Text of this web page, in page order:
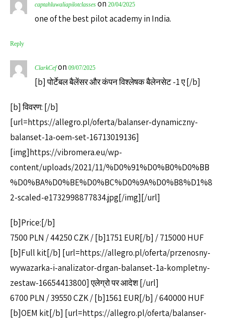
captahluwaliapilotclasses on 20/04/2025
one of the best pilot academy in India.
Reply
ClarkCefon 09/07/2025
[b] पोर्टेबल बैलेंसर और कंपन विश्लेषक बैलेनसेट -1 ए [/b]
[b] विवरण: [/b]
[url=https://allegro.pl/oferta/balanser-dynamiczny-
balanset-1a-oem-set-16713019136]
[img]https://vibromera.eu/wp-
content/uploads/2021/11/%D0%91%D0%B0%D0%BB
%D0%BA%D0%BE%D0%BC%D0%9A%D0%B8%D1%8
2-scaled-e1732998877834.jpg[/img][/url]
[b]Price:[/b]
7500 PLN / 44250 CZK / [b]1751 EUR[/b] / 715000 HUF
[b]Full kit[/b] [url=https://allegro.pl/oferta/przenosny-
wywazarka-i-analizator-drgan-balanset-1a-kompletny-
zestaw-16654413800] एलेग्रो पर आदेश [/url]
6700 PLN / 39550 CZK / [b]1561 EUR[/b] / 640000 HUF
[b]OEM kit[/b] [url=https://allegro.pl/oferta/balanser-